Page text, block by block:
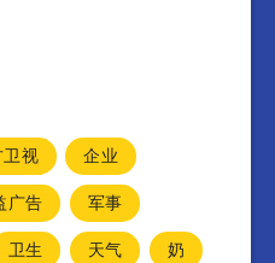
卫视
企业
广告
军事
卫生 天气
奶